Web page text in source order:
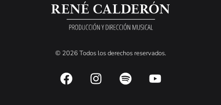
© 2026 Todos los derechos reservados.